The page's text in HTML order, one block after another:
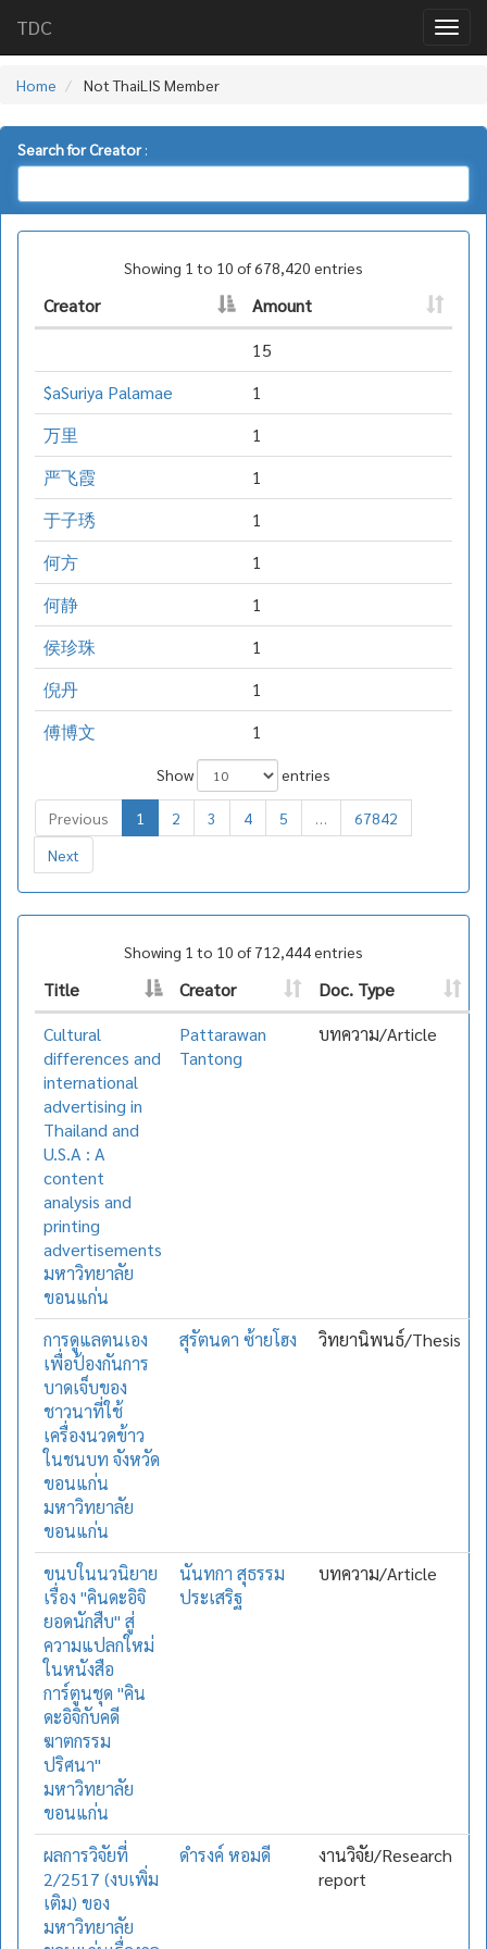
TDC
Home Not ThaiLIS Member
Search for Creator:
Showing 1 to 10 of 678,420 entries
Creator
Amount
15
$aSuriya Palamae
1
万里
1
严飞霞
1
于子琇
1
何方
1
何静
1
侯珍珠
1
倪丹
1
傅博文
1
Show entries
Previous 1 2 3 4 5 …
67842
Next
Showing 1 to 10 of 712,444 entries
Title Creator
Doc. Type
Cultural
differences and
international
advertising in
Thailand and
U.S.A : A
content
analysis and
printing
advertisements
มหาวิทยาลัย
ขอนแก่น
Pattarawan
Tantong
บทความ/Article
การดูแลตนเอง
เพื่อป้องกันการ
บาดเจ็บของ
ชาวนาที่ใช้
เครื่องนวดข้าว
ในชนบท จังหวัด
ขอนแก่น
มหาวิทยาลัย
ขอนแก่น
สุรัตนดา ซ้ายโฮง วิทยานิพนธ์/Thesis
ขนบในนวนิยาย
เรื่อง "คินดะอิจิ
ยอดนักสืบ" สู่
ความแปลกใหม่
ในหนังสือ
การ์ตูนชุด "คิน
ดะอิจิกับคดี
ฆาตกรรม
ปริศนา"
มหาวิทยาลัย
ขอนแก่น
นันทกา สุธรรม
ประเสริฐ
บทความ/Article
ผลการวิจัยที่
2/2517 (งบเพิ่ม
เติม) ของ
มหาวิทยาลัย
ดำรงค์ หอมดี
งานวิจัย/Research
report